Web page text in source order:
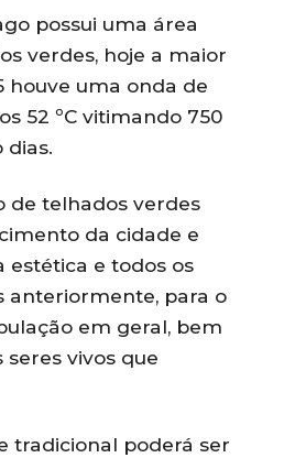
possui uma área
verdes, hoje a maior
houve uma onda de
52 ºC vitimando 750
dias.
de telhados verdes
da cidade e
estética e todos os
anteriormente, para o
em geral, bem
vivos que
tradicional poderá ser